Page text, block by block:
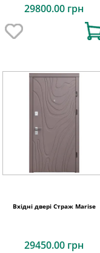
29800.00 грн
Вхідні двері Страж Marise
29450.00 грн